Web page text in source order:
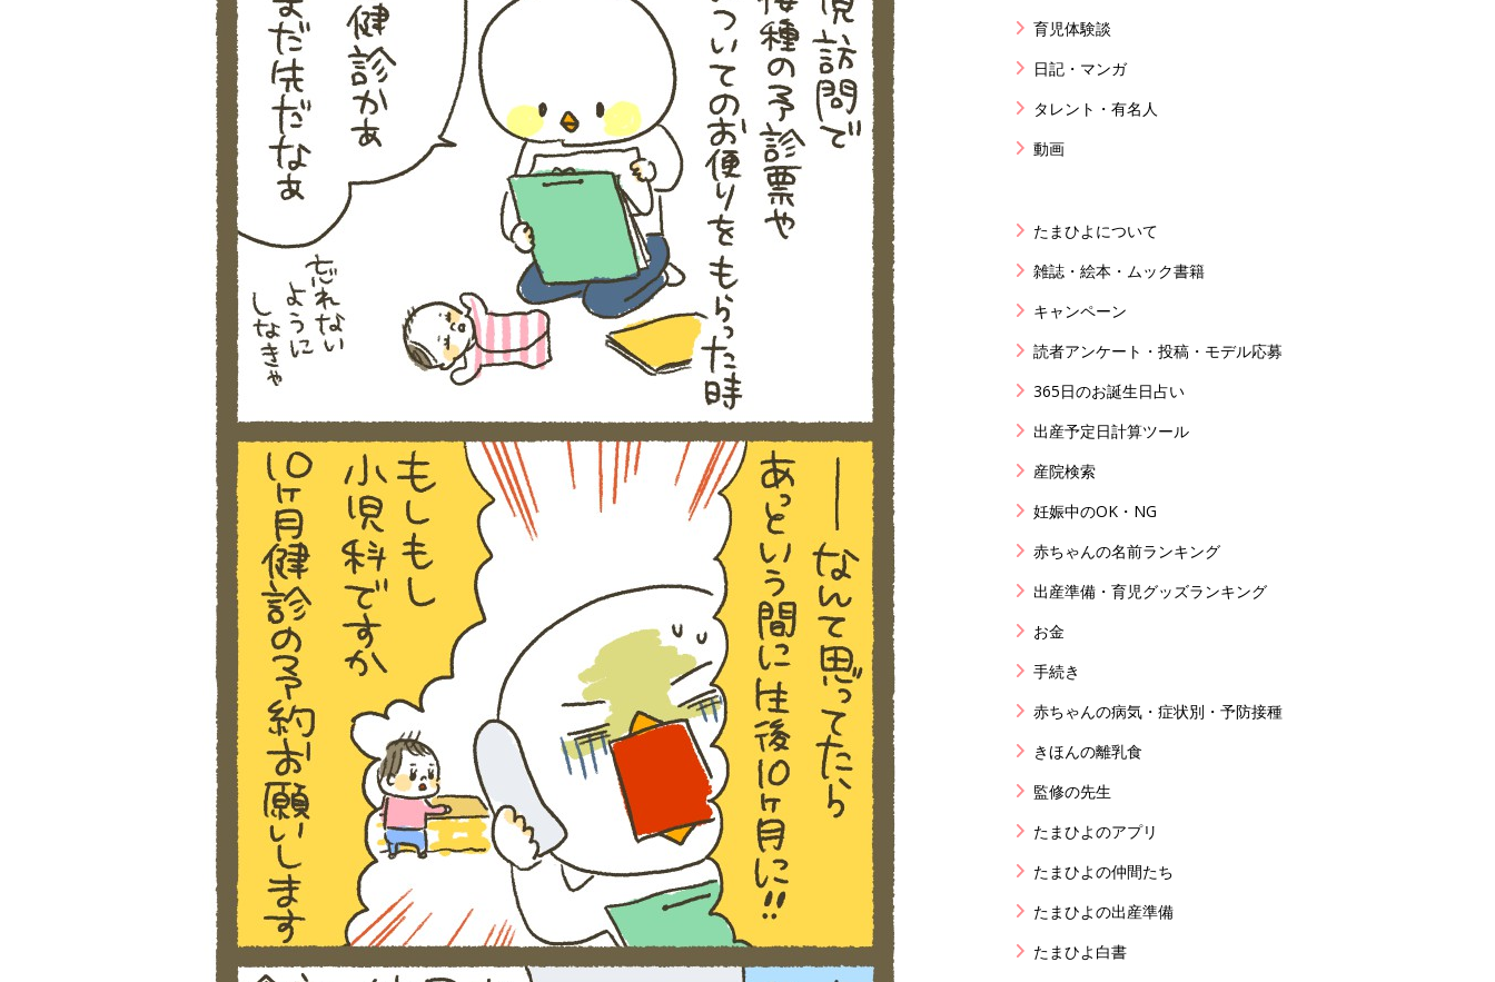
育児体験談
日記・マンガ
タレント・有名人
動画
たまひよについて
雑誌・絵本・ムック書籍
キャンペーン
読者アンケート・投稿・モデル応募
365日のお誕生日占い
出産予定日計算ツール
産院検索
妊娠中のOK・NG
赤ちゃんの名前ランキング
出産準備・育児グッズランキング
お金
手続き
赤ちゃんの病気・症状別・予防接種
きほんの離乳食
監修の先生
たまひよのアプリ
たまひよの仲間たち
たまひよの出産準備
たまひよ白書